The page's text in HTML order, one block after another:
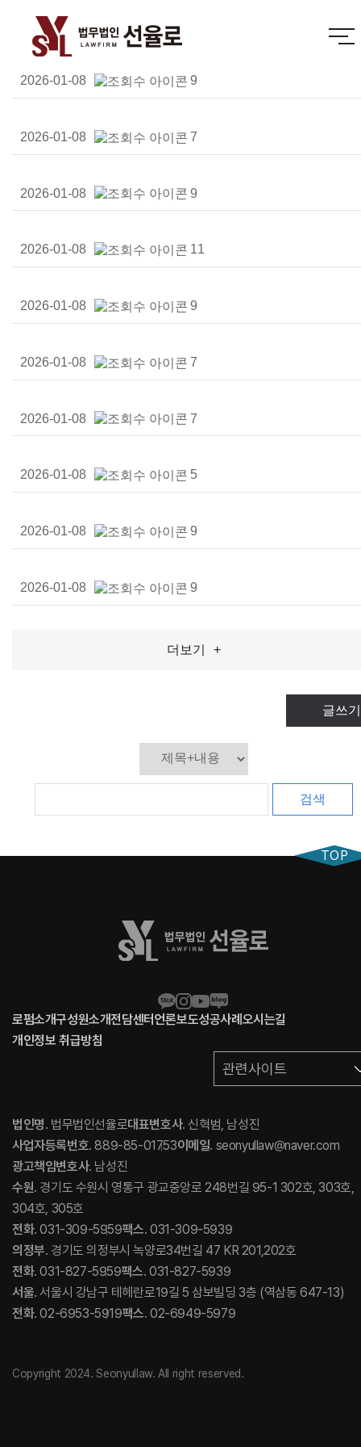
2026-01-08 9
2026-01-08 7
2026-01-08 9
2026-01-08 11
2026-01-08 9
2026-01-08 7
2026-01-08 7
2026-01-08 5
2026-01-08 9
2026-01-08 9
더보기 +
글쓰기
검색
로펌소개구성원소개전담센터언론보도성공사례 오시는길
개인정보 취급방침
관련사이트
법인명. 법무법인선율로대표변호사. 신혁범, 남성진
사업자등록번호. 889-85-01753이메일. seonyullaw@naver.com
광고책임변호사. 남성진
수원. 경기도 수원시 영통구 광교중앙로 248번길 95-1 302호, 303호,
304호, 305호
전화. 031-309-5959팩스. 031-309-5939
의정부. 경기도 의정부시 녹양로34번길 47 KR 201,202호
전화. 031-827-5959팩스. 031-827-5939
서울. 서울시 강남구 테헤란로19길 5 삼보빌딩 3층 (역삼동 647-13)
전화. 02-6953-5919팩스. 02-6949-5979
Copyright 2024. Seonyullaw. All right reserved.
TOP